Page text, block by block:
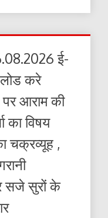
ई-
करे
आराम की
का विषय
चक्रव्यूह ,
सजे सुरों के